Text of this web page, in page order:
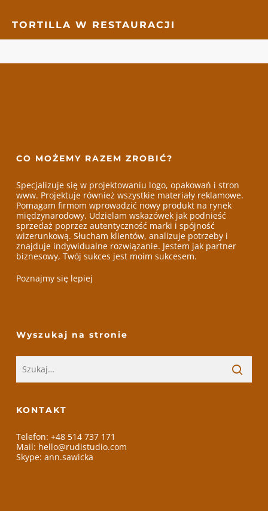
TORTILLA W RESTAURACJI
CO MOŻEMY RAZEM ZROBIĆ?
Specjalizuje się w projektowaniu logo, opakowań i stron
www. Projektuje również wszystkie materiały reklamowe.
Pomagam firmom wprowadzić nowy produkt na rynek
międzynarodowy. Udzielam wskazówek jak podnieść
sprzedaż poprzez autentyczność marki i spójność
wizerunkową. Słucham klientów, analizuje potrzeby i
znajduje indywidualne rozwiązanie. Jestem jak partner
biznesowy, Twój sukces jest moim sukcesem.
Poznajmy się lepiej
Wyszukaj na stronie
KONTAKT
Telefon: +48 514 737 171
Mail: hello@rudistudio.com
Skype: ann.sawicka